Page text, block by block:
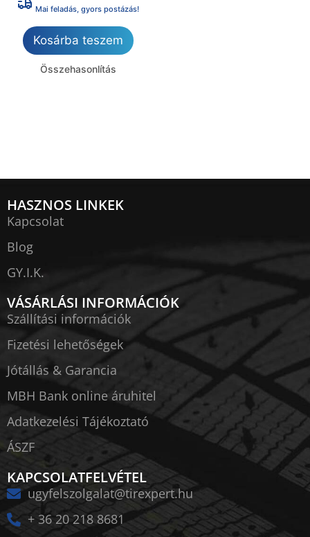
Mai feladás, gyors postázás!
Kosárba teszem
Összehasonlítás
HASZNOS LINKEK
Kapcsolat
Blog
GY.I.K.
VÁSÁRLÁSI INFORMÁCIÓK
Szállítási információk
Fizetési lehetőségek
Jótállás & Garancia
MBH Bank online áruhitel
Adatkezelési Tájékoztató
ÁSZF
KAPCSOLATFELVÉTEL
ugyfelszolgalat@tirexpert.hu
+ 36 20 218 8681